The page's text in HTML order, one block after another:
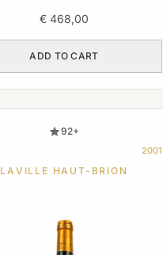
€468,00
ADD TO CART
92+
2001
LAVILLE HAUT-BRION